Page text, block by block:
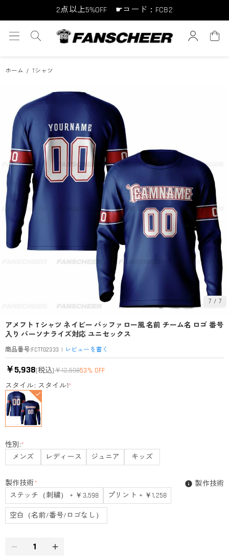
2点以上5%OFF ☛コード：FCB2
10点以上10%OFF ☛コード：FCB10
ホーム Tシャツ
7 / 7
アメフト T シャツ ネイビー バッファロー風 名前 チーム名 ロゴ 番号
入り パーソナライズ対応 ユニセックス
商品番号:FCTT02333 | レビューを書く
￥5,938(税込)￥12,59853% OFF
スタイル: スタイル1*
性別:*
メンズ
レディース ジュニア キッズ
製作技術*
ステッチ（刺繍） + ￥3,598
プリント + ￥1,258
空白（名前/番号/ロゴなし）
製作技術